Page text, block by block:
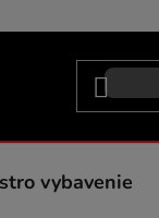
vybavenie